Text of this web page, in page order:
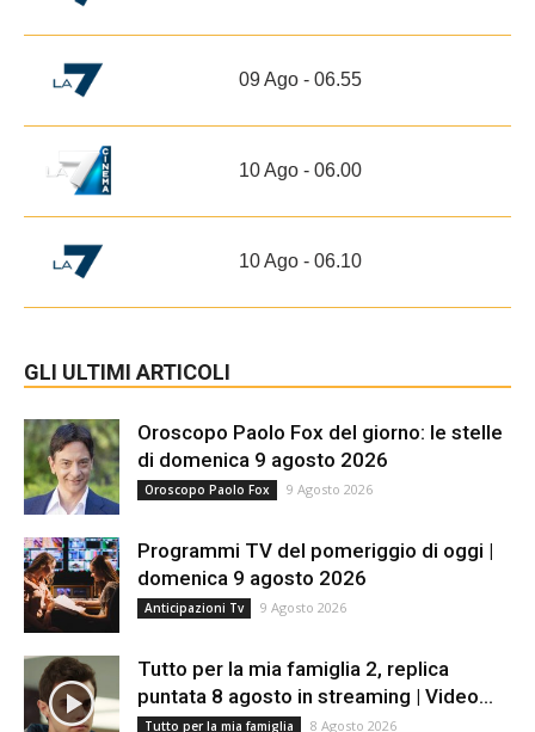
09 Ago - 06.55
10 Ago - 06.00
10 Ago - 06.10
GLI ULTIMI ARTICOLI
Oroscopo Paolo Fox del giorno: le stelle
di domenica 9 agosto 2026
Oroscopo Paolo Fox 9 Agosto 2026
Programmi TV del pomeriggio di oggi |
domenica 9 agosto 2026
Anticipazioni Tv 9 Agosto 2026
Tutto per la mia famiglia 2, replica
puntata 8 agosto in streaming | Video...
Tutto per la mia famiglia 8 Agosto 2026